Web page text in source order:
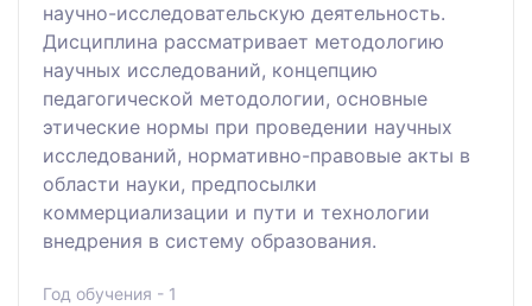
научно-исследовательскую деятельность.
Дисциплина рассматривает методологию
научных исследований, концепцию
педагогической методологии, основные
этические нормы при проведении научных
исследований, нормативно-правовые акты в
области науки, предпосылки
коммерциализации и пути и технологии
внедрения в систему образования.
Год обучения - 1